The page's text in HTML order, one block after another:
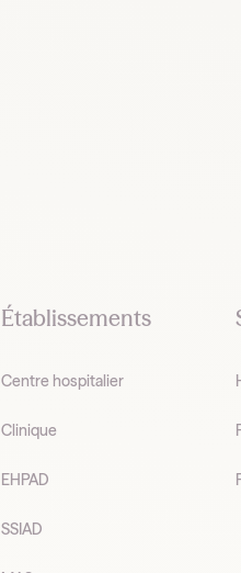
Établissements
Centre hospitalier
Clinique
EHPAD
SSIAD